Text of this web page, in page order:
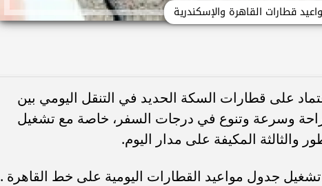
قطارات القاهرة والإسكندرية
على قطارات السكة الحديد في التنقل اليومي بين
راحة وسرعة وتنوع في درجات السفر، خاصة مع تشغيل
جدول مواعيد القطارات اليومية على خط القاهرة .